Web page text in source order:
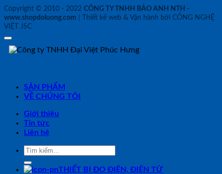
Copyright © 2010 - 2022 CÔNG TY TNHH BẢO ANH NTH -
www.shopdoluong.com | Thiết kế web & Vận hành bởi CÔNG NGHỆ
VIỆT JSC
SẢN PHẨM
VỀ CHÚNG TÔI
Giới thiệu
Tin tức
Liên hệ
Tìm
THIẾT BỊ ĐO ĐIỆN, ĐIỆN TỬ